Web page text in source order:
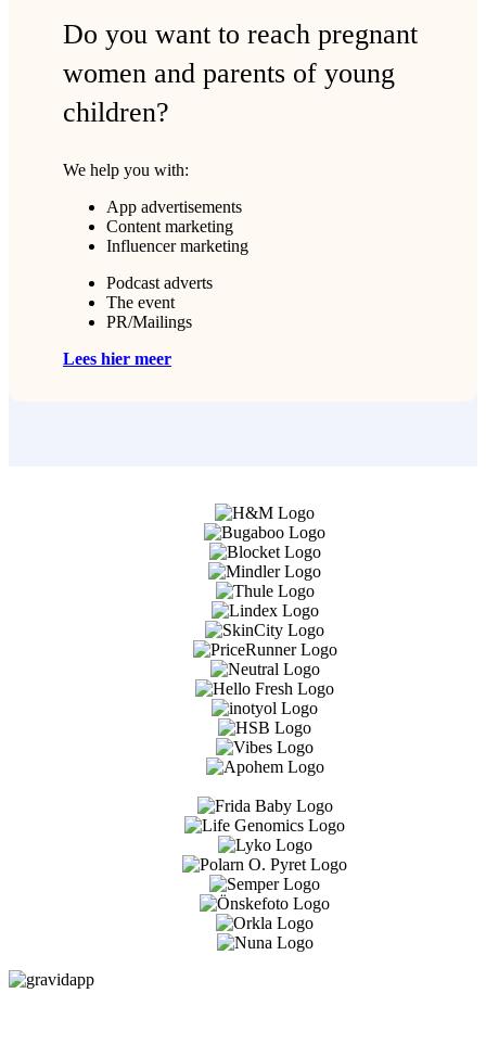
Do you want to reach pregnant
women and parents of young
children?
We help you with:
App advertisements
Content marketing
Influencer marketing
Podcast adverts
The event
PR/Mailings
Lees hier meer